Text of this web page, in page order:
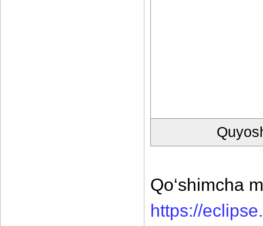
Qo‘shimcha
https://